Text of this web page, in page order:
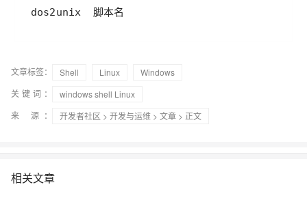
文章标签： Shell Linux
Windows
关键词：
windows shell Linux
来 源：
开发者社区 > 开发与运维 > 文章 > 正文
相关文章